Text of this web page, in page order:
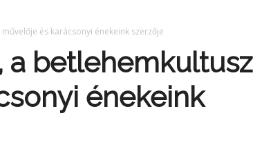
és karácsonyi énekeink szerzője
a betlehemkultusz
énekeink